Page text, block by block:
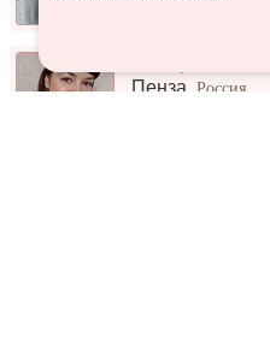
Пенза ,Россия